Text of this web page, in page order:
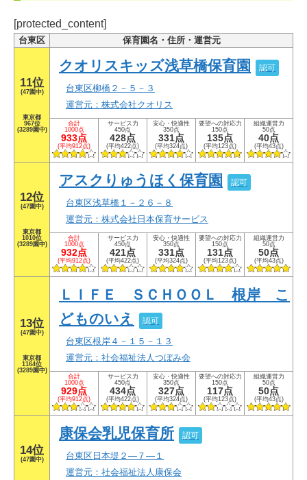
[protected_content]
台東区 保育園名・住所・運営元
11位
(47園中)
東京都
967位
(3289園中)
クオリスキッズ浅草橋保育園 認可
台東区柳橋２－５－３
運営元：株式会社クオリス
合計
1000点
933点
(平均912点)
サービス力
450点
428点
(平均422点)
安心・快適性
350点
331点
(平均324点)
要望への対応力
150点
135点
(平均123点)
組織運営力
50点
40点
(平均43点)
12位
(47園中)
東京都
1010位
(3289園中)
アスクりゅうほく保育園 認可
台東区浅草橋１－２６－８
運営元：株式会社日本保育サービス
合計
1000点
932点
(平均912点)
サービス力
450点
421点
(平均422点)
安心・快適性
350点
331点
(平均324点)
要望への対応力
150点
131点
(平均123点)
組織運営力
50点
50点
(平均43点)
13位
(47園中)
東京都
1164位
(3289園中)
ＬＩＦＥ ＳＣＨＯＯＬ 根岸 こ
どものいえ
認可
台東区根岸４－１５－１３
運営元：社会福祉法人つぼみ会
合計
1000点
929点
(平均912点)
サービス力
450点
434点
(平均422点)
安心・快適性
350点
327点
(平均324点)
要望への対応力
150点
117点
(平均123点)
組織運営力
50点
50点
(平均43点)
14位
(47園中)
康保会乳児保育所 認可
台東区日本堤２―７―１
運営元：社会福祉法人康保会